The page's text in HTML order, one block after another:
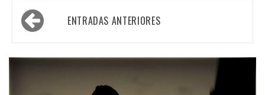
Navegación
de
entradas
ENTRADAS ANTERIORES